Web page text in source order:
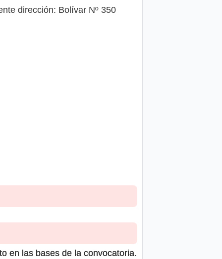
dirección: Bolívar Nº 350
en las bases de la convocatoria.